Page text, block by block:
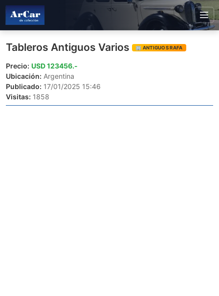
Tableros Antiguos Varios 🏢 ANTIGUOS RAFA
Precio: USD 123456.-
Ubicación: Argentina
Publicado: 17/01/2025 15:46
Visitas: 1858